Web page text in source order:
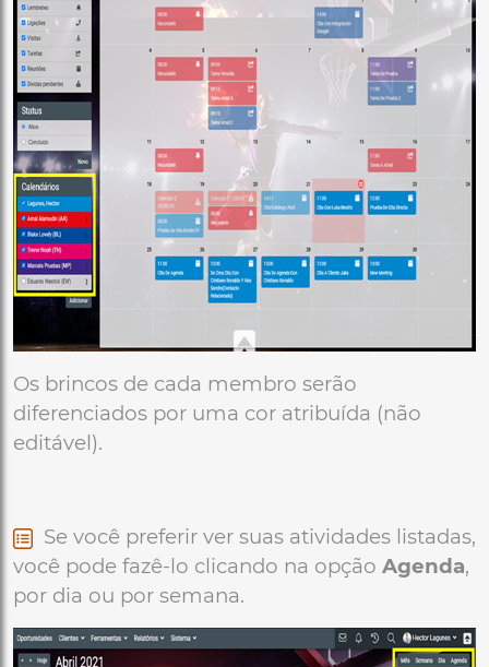
Os brincos de cada membro serão
diferenciados por uma cor atribuída (não
editável).
Se você preferir ver suas atividades listadas,
você pode fazê-lo clicando na opção Agenda,
por dia ou por semana.